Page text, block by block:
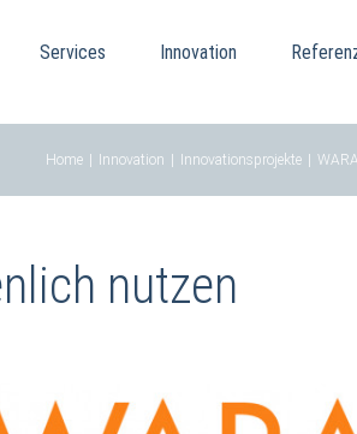
Services Innovation
Home Innovation Innovationsprojekte
nutzen